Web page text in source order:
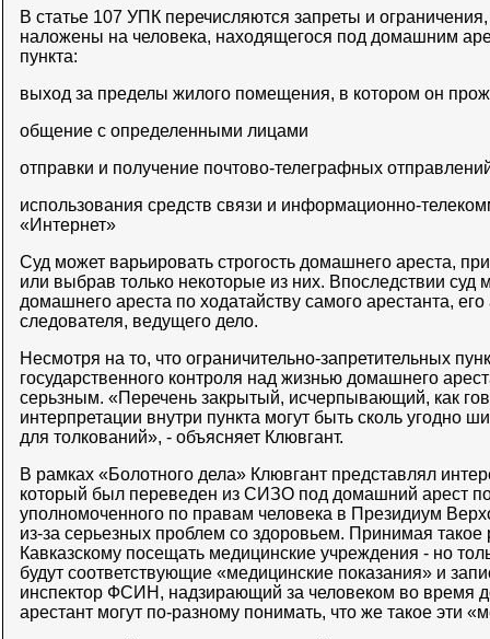
В статье 107 УПК перечисляются запреты и
наложены на человека, находящегося под домашним
пункта:
выход за пределы жилого помещения, в котором он
общение с определенными лицами
отправки и получение почтово-телеграфных
использования средств связи и информационно-
«Интернет»
Суд может варьировать строгость домашнего ареста,
или выбрав только некоторые из них. Впоследствии суд
домашнего ареста по ходатайству самого арестанта,
следователя, ведущего дело.
Несмотря на то, что ограничительно-запретительных
государственного контроля над жизнью домашнего
серьзным. «Перечень закрытый, исчерпывающий, как
интерпретации внутри пункта могут быть сколь угодно
для толкований», - объясняет Клювгант.
В рамках «Болотного дела» Клювгант представлял
который был переведен из СИЗО под домашний арест
уполномоченного по правам человека в Президиум
из-за серьезных проблем со здоровьем. Принимая
Кавказскому посещать медицинские учреждения - но
будут соответствующие «медицинские показания» и
инспектор ФСИН, надзирающий за человеком во время
арестант могут по-разному понимать, что же такое эти